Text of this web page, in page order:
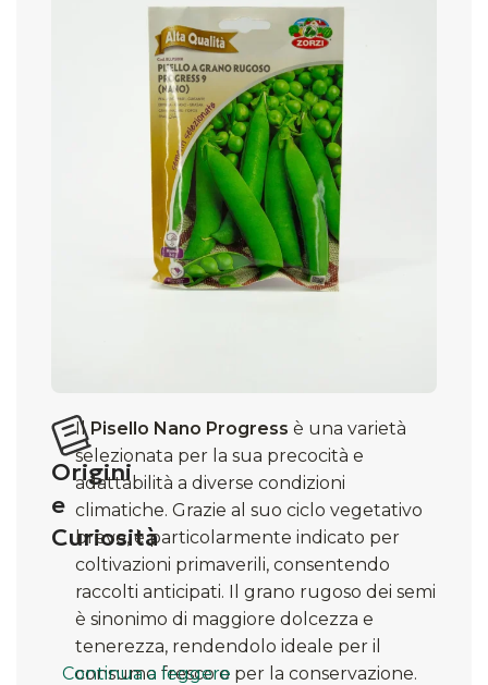
Origini
e
Curiosità
Il Pisello Nano Progress è una varietà
selezionata per la sua precocità e
adattabilità a diverse condizioni
climatiche. Grazie al suo ciclo vegetativo
breve, è particolarmente indicato per
coltivazioni primaverili, consentendo
raccolti anticipati. Il grano rugoso dei semi
è sinonimo di maggiore dolcezza e
tenerezza, rendendolo ideale per il
consumo fresco o per la conservazione.
Continua a leggere